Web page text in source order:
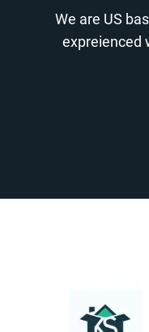
We are US
expreienced